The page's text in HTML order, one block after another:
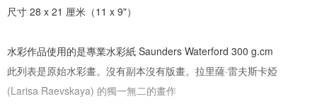
尺寸 28 x 21 厘米（11 x 9"）
水彩作品使用的是專業水彩紙 Saunders Waterford 300 g.cm
此列表是原始水彩畫。沒有副本沒有版畫。拉里薩·雷夫斯卡婭
(Larisa Raevskaya) 的獨一無二的畫作